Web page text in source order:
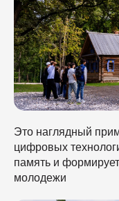
Это наглядный
цифровых
память и
молодежи